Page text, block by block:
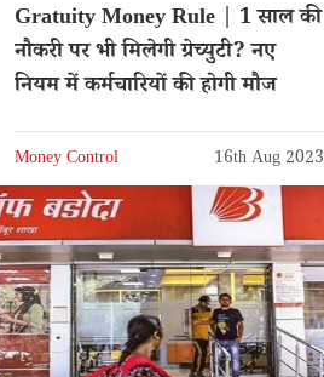
Gratuity Money Rule | 1 साल की
नौकरी पर भी मिलेगी ग्रेच्युटी? नए
नियम में कर्मचारियों की होगी मौज
Money Control 16th Aug 2023